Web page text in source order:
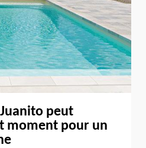
peut
moment pour un